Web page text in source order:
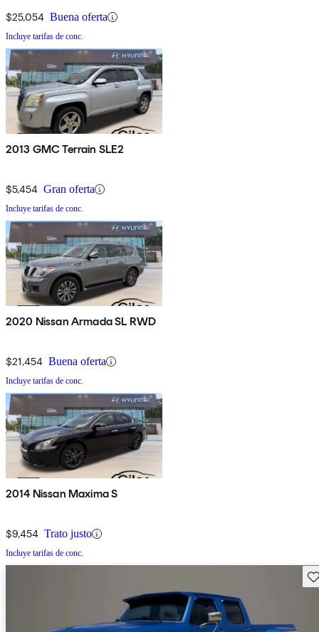
$25,054 Buena oferta
Incluye tarifas de conc.
2013 GMC Terrain SLE2
$5,454 Gran oferta
Incluye tarifas de conc.
2020 Nissan Armada SL RWD
$21,454 Buena oferta
Incluye tarifas de conc.
2014 Nissan Maxima S
$9,454 Trato justo
Incluye tarifas de conc.